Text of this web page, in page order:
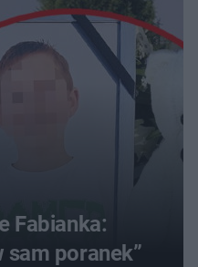
Fabianka:
sam poranek”